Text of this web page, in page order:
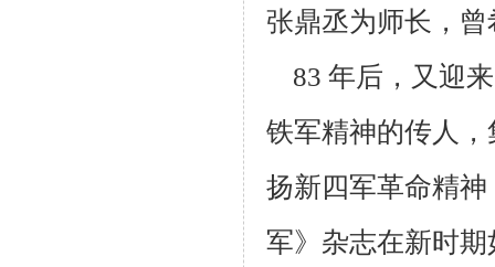
张鼎丞为师长，
83 年后，又迎
铁军精神的传人
扬新四军革命精
军》杂志在新时期